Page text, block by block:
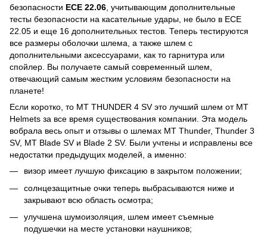
безопасности ECE 22.06, учитывающим дополнительные
тесты безопасности на касательные удары, не было в ECE
22.05 и еще 16 дополнительных тестов. Теперь тестируются
все размеры оболочки шлема, а также шлем с
дополнительными аксессуарами, как то гарнитура или
спойлер. Вы получаете самый современный шлем,
отвечающий самым жестким условиям безопасности на
планете!
Если коротко, то MT THUNDER 4 SV это лучший шлем от MT
Helmets за все время существования компании. Эта модель
вобрала весь опыт и отзывы о шлемах MT Thunder, Thunder 3
SV, MT Blade SV и Blade 2 SV. Были учтены и исправлены все
недостатки предыдущих моделей, а именно:
визор имеет лучшую фиксацию в закрытом положении;
солнцезащитные очки теперь выбрасываются ниже и
закрывают всю область осмотра;
улучшена шумоизоляция, шлем имеет съемные
подушечки на месте установки наушников;